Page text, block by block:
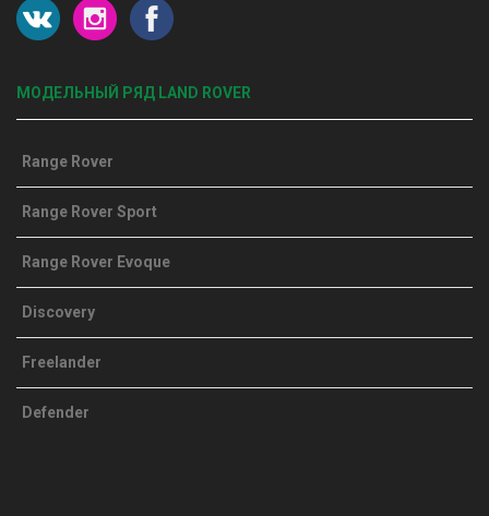
МОДЕЛЬНЫЙ РЯД LAND ROVER
Range Rover
Range Rover Sport
Range Rover Evoque
Discovery
Freelander
Defender